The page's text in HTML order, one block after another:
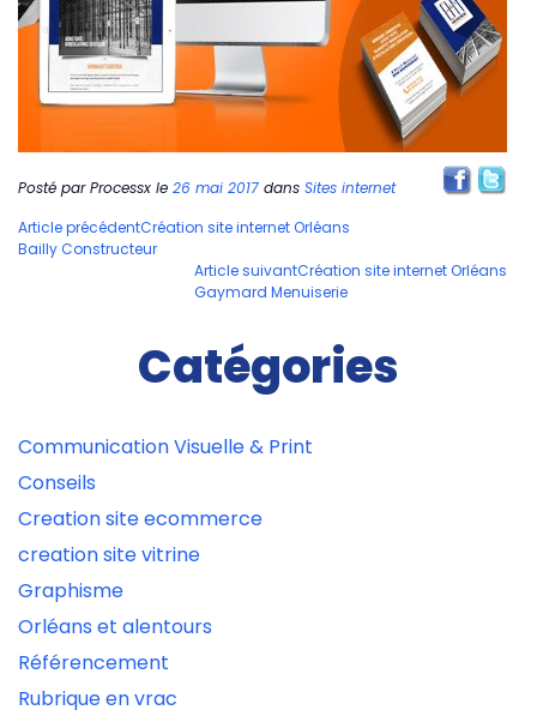
Posté parProcessx le 26 mai 2017 dans Sites internet
Navigation
des
Article précédentCréation site internet Orléans
Bailly Constructeur
Article suivantCréation site internet Orléans
Gaymard Menuiserie
Catégories
Communication Visuelle & Print
Conseils
Creation site ecommerce
creation site vitrine
Graphisme
Orléans et alentours
Référencement
Rubrique en vrac